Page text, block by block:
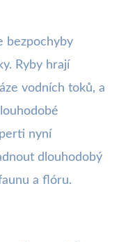
bezpochyby
Ryby hrají
vodních toků, a
nyní
dlouhodobý
a flóru.